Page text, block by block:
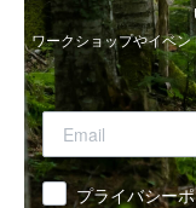
ワークショップやイベ
同意 プライバシー